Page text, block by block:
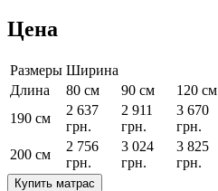
Цена
Размеры Ширина
Длина
80 см 90 см 120 см
190 см
2 637
грн.
2 911
грн.
3 670
грн.
200 см
2 756
грн.
3 024
грн.
3 825
грн.
Купить матрас